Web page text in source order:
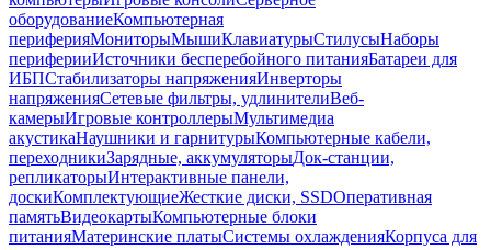
оборудованиеКомпьютерная
периферияМониторыМышиКлавиатурыСтилусыНаборы
периферииИсточники бесперебойного питанияБатареи для
ИБПСтабилизаторы напряженияИнверторы
напряженияСетевые фильтры, удлинителиВеб-
камерыИгровые контроллерыМультимедиа
акустикаНаушники и гарнитурыКомпьютерные кабели,
переходникиЗарядные, аккумуляторыДок-станции,
репликаторыИнтерактивные панели,
доскиКомплектующиеЖесткие диски, SSDОперативная
памятьВидеокартыКомпьютерные блоки
питанияМатеринские платыСистемы охлажденияКорпуса для